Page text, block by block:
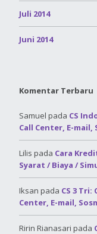
Juli 2014
Juni 2014
Komentar Terbaru
Samuel pada CS
Call Center, E-
Lilis pada Cara
Syarat / Biaya /
Iksan pada CS 3
Center, E-mail,
Ririn Rianasari pada